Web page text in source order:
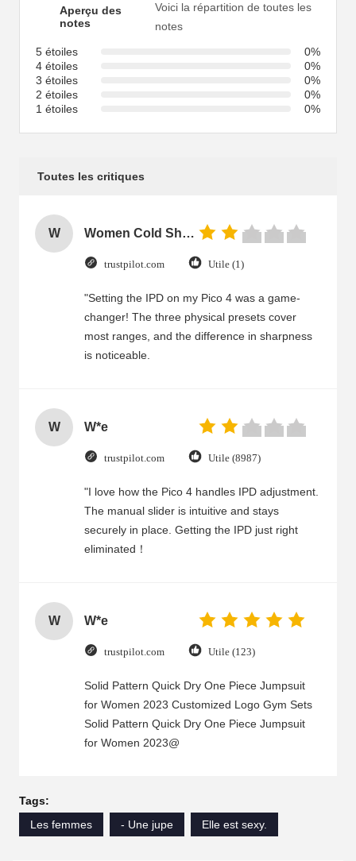
Aperçu des
notes
Voici la répartition de toutes les
notes
5 étoiles
0%
4 étoiles
0%
3 étoiles
0%
2 étoiles
0%
1 étoiles
0%
Toutes les critiques
W Women Cold Shoulder V Neck Rayon Blouse
trustpilot.com Utile (1)
"Setting the IPD on my Pico 4 was a game-
changer! The three physical presets cover
most ranges, and the difference in sharpness
is noticeable.
W W*e
trustpilot.com Utile (8987)
"I love how the Pico 4 handles IPD adjustment.
The manual slider is intuitive and stays
securely in place. Getting the IPD just right
eliminated！
W W*e
trustpilot.com Utile (123)
Solid Pattern Quick Dry One Piece Jumpsuit
for Women 2023 Customized Logo Gym Sets
Solid Pattern Quick Dry One Piece Jumpsuit
for Women 2023@
Tags:
Les femmes
- Une jupe Elle est sexy.